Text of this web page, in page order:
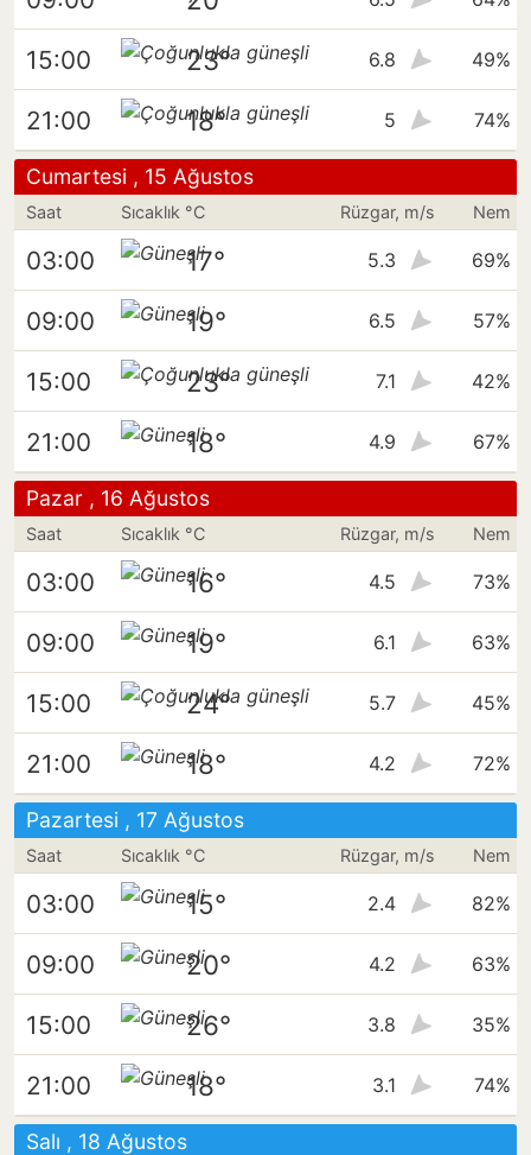
15:00 23° 6.8 49%
21:00 18° 5 74%
Cumartesi , 15 Ağustos
Saat Sıcaklık °C Rüzgar, m/s Nem
03:00 17° 5.3 69%
09:00 19° 6.5 57%
15:00 23° 7.1 42%
21:00 18° 4.9 67%
Pazar , 16 Ağustos
Saat Sıcaklık °C Rüzgar, m/s Nem
03:00 16° 4.5 73%
09:00 19° 6.1 63%
15:00 24° 5.7 45%
21:00 18° 4.2 72%
Pazartesi , 17 Ağustos
Saat Sıcaklık °C Rüzgar, m/s Nem
03:00 15° 2.4 82%
09:00 20° 4.2 63%
15:00 26° 3.8 35%
21:00 18° 3.1 74%
Salı , 18 Ağustos